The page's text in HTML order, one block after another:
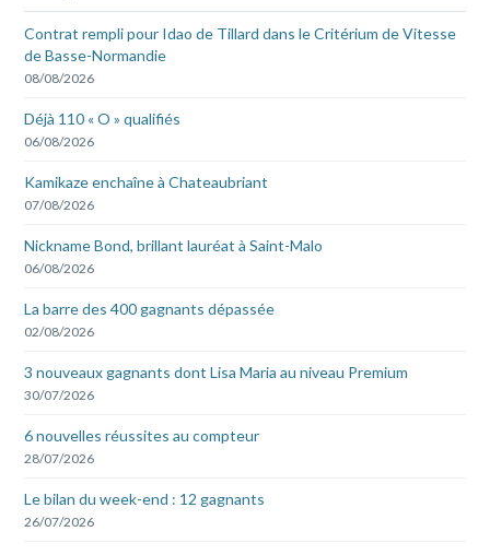
Contrat rempli pour Idao de Tillard dans le Critérium de Vitesse
de Basse-Normandie
08/08/2026
Déjà 110 « O » qualifiés
06/08/2026
Kamikaze enchaîne à Chateaubriant
07/08/2026
Nickname Bond, brillant lauréat à Saint-Malo
06/08/2026
La barre des 400 gagnants dépassée
02/08/2026
3 nouveaux gagnants dont Lisa Maria au niveau Premium
30/07/2026
6 nouvelles réussites au compteur
28/07/2026
Le bilan du week-end : 12 gagnants
26/07/2026